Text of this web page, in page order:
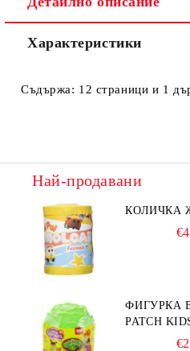
Характеристики
Съдържа: 12 страници и 1
Най-продавани
КОЛИЧКА
ФИГУРКА
PATCH